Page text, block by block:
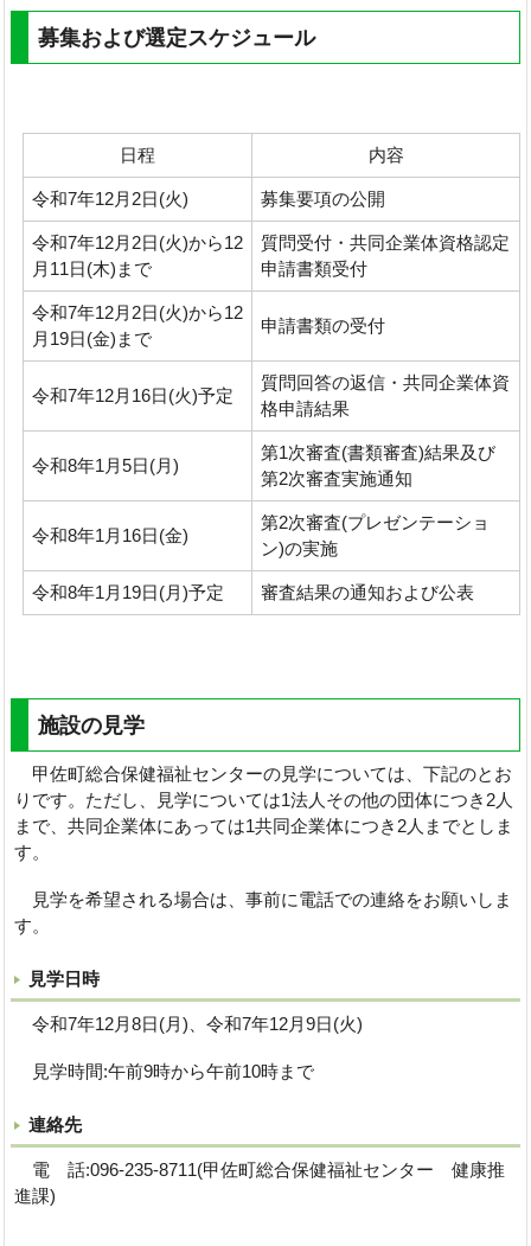
募集および選定スケジュール
日程 内容
令和7年12月2日(火) 募集要項の公開
令和7年12月2日(火)から12
月11日(木)まで
質問受付・共同企業体資格認定
申請書類受付
令和7年12月2日(火)から12
月19日(金)まで
申請書類の受付
令和7年12月16日(火)予定
質問回答の返信・共同企業体資
格申請結果
令和8年1月5日(月)
第1次審査(書類審査)結果及び
第2次審査実施通知
令和8年1月16日(金)
第2次審査(プレゼンテーショ
ン)の実施
令和8年1月19日(月)予定 審査結果の通知および公表
施設の見学
甲佐町総合保健福祉センターの見学については、下記のとお
りです。ただし、見学については1法人その他の団体につき2人
まで、共同企業体にあっては1共同企業体につき2人までとしま
す。
見学を希望される場合は、事前に電話での連絡をお願いしま
す。
見学日時
令和7年12月8日(月)、令和7年12月9日(火)
見学時間:午前9時から午前10時まで
連絡先
電 話:096-235-8711(甲佐町総合保健福祉センター 健康推
進課)